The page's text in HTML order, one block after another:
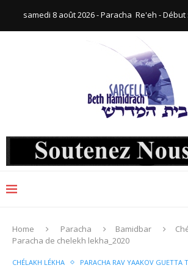
samedi 8 août 2026 - Paracha ‪ Re'eh‬ - Début
Home Paracha Bamidbar
Paracha de chelekh lekha_2020
CHÉLAKH LÉKHA
PARACHA RAV YAAKOV GUETTA